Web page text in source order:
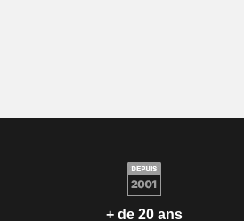
+ de 20 ans